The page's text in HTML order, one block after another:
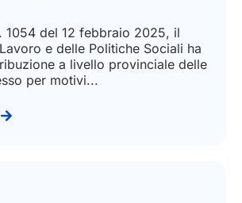
1054 del 12 febbraio 2025, il
e delle Politiche Sociali ha
a livello provinciale delle
per motivi...